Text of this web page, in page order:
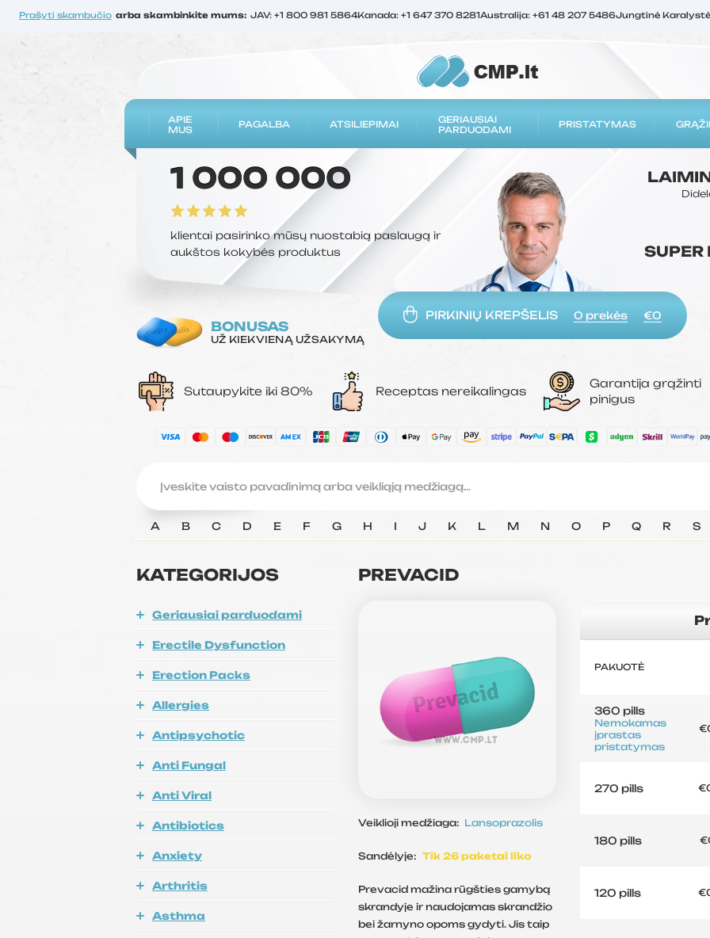
Prašyti skambučio arba skambinkite mums: JAV: +1 800 981 5864Kanada: +1 647 370 8281Australija: +61 48 207 5486Jungtinė
APIE
MUS
PAGALBA ATSILIEPIMAI
GERIAUSIAI
PARDUODAMI
PRISTATYMAS
1 000 000
klientai pasirinko mūsų nuostabią paslaugą ir
aukštos kokybės produktus
SUPER
PIRKINIŲ KREPŠELIS 0 prekės €0
BONUSAS
UŽ KIEKVIENĄ UŽSAKYMĄ
Sutaupykite iki 80% Receptas nereikalingas
Garantija grąžinti
pinigus
A B C D E F G H I J K L M N O P Q R S
KATEGORIJOS
Geriausiai parduodami
Erectile Dysfunction
Erection Packs
Allergies
Antipsychotic
Anti Fungal
Anti Viral
Antibiotics
Anxiety
Arthritis
Asthma
PREVACID
Veiklioji medžiaga: Lansoprazolis
Sandėlyje: Tik 26 paketai liko
Prevacid mažina rūgšties gamybą
skrandyje ir naudojamas skrandžio
bei žarnyno opoms gydyti. Jis taip
PAKUOTĖ
360 pills
Nemokamas
įprastas
pristatymas
270 pills
180 pills
120 pills